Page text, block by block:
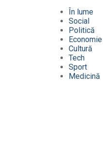
În lume
Social
Politică
Economie
Cultură
Tech
Sport
Medicină